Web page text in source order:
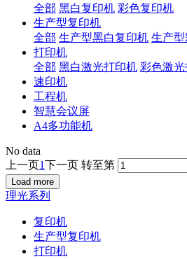
全部 黑白复印机 彩色复印机
生产型复印机
全部 生产型黑白复印机 生产
打印机
全部 黑白激光打印机 彩色激
速印机
工程机
智慧会议屏
A4多功能机
No data
上一页1下一页 转至第
Load more
理光系列
复印机
生产型复印机
打印机